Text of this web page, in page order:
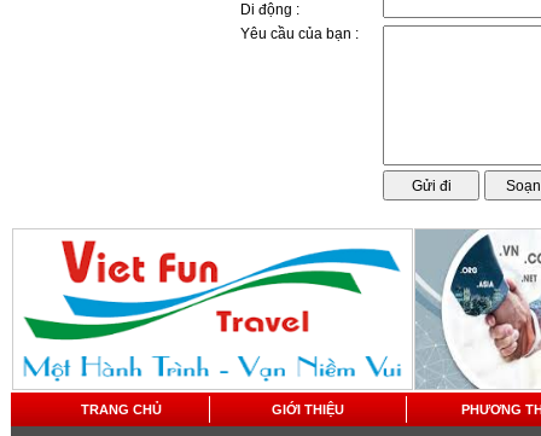
Di động :
Yêu cầu của bạn :
TRANG CHỦ GIỚI THIỆU PHƯƠNG